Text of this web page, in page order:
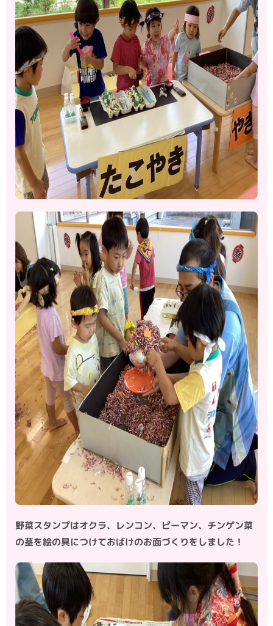
野菜スタンプはオクラ、レンコン、ピーマン、チンゲン菜
の茎を絵の具につけておばけのお面づくりをしました！